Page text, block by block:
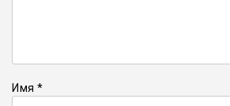
Имя *